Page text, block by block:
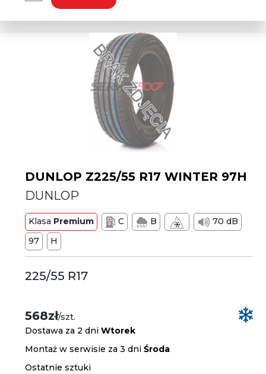
DUNLOP Z225/55 R17 WINTER 97H
DUNLOP
Klasa Premium C B
70 dB
97
H
225/55 R17
568zł/szt.
Dostawa za 2 dniWtorek
Montaż w serwisie za 3 dniŚroda
Ostatnie sztuki